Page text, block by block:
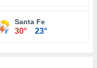
Santa Fe
30° 23°